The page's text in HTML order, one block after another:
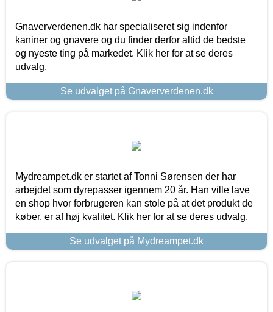
Gnaververdenen.dk har specialiseret sig indenfor
kaniner og gnavere og du finder derfor altid de bedste
og nyeste ting på markedet. Klik her for at se deres
udvalg.
Se udvalget på Gnaververdenen.dk
Mydreampet.dk er startet af Tonni Sørensen der har
arbejdet som dyrepasser igennem 20 år. Han ville lave
en shop hvor forbrugeren kan stole på at det produkt de
køber, er af høj kvalitet. Klik her for at se deres udvalg.
Se udvalget på Mydreampet.dk